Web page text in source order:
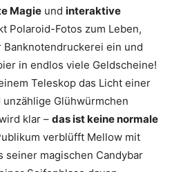
Magie und interaktive
Polaroid-Fotos zum Leben,
ein und
in endlos viele Geldscheine!
Teleskop das Licht einer
Glühwürmchen
klar – das ist keine normale
verblüfft Mellow mit
seiner magischen Candybar